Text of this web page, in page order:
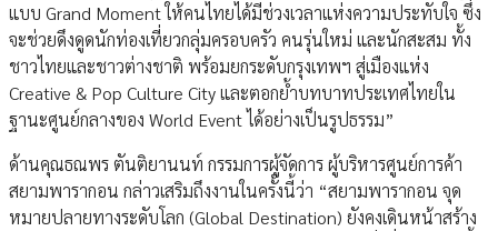
แบบ Grand Moment ให้คนไทยได้มีช่วงเวลาแห่งความประทับใจ ซึ่ง
จะช่วยดึงดูดนักท่องเที่ยวกลุ่มครอบครัว คนรุ่นใหม่ และนักสะสม ทั้ง
ชาวไทยและชาวต่างชาติ พร้อมยกระดับกรุงเทพฯ สู่เมืองแห่ง
Creative & Pop Culture City และตอกย้ำบทบาทประเทศไทยใน
ฐานะศูนย์กลางของ World Event ได้อย่างเป็นรูปธรรม”
ด้านคุณธณพร ตันติยานนท์ กรรมการผู้จัดการ ผู้บริหารศูนย์การค้า
สยามพารากอน กล่าวเสริมถึงงานในครั้งนี้ว่า “สยามพารากอน จุด
หมายปลายทางระดับโลก (Global Destination) ยังคงเดินหน้าสร้าง